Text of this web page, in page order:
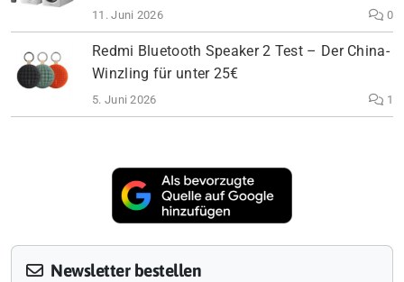
11. Juni 2026 0
Redmi Bluetooth Speaker 2 Test – Der China-
Winzling für unter 25€
5. Juni 2026 1
Newsletter bestellen